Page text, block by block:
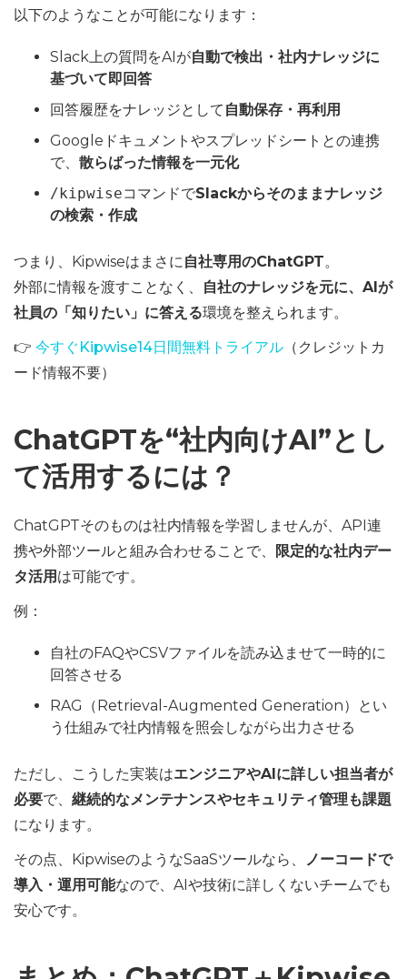
以下のようなことが可能になります：
Slack上の質問をAIが自動で検出・社内ナレッジに
基づいて即回答
回答履歴をナレッジとして 自動保存・再利用
Googleドキュメントやスプレッドシートとの連携
で、 散らばった情報を一元化
/kipwiseコマンドでSlackからそのままナレッジ
の検索・作成
つまり、Kipwiseはまさに 自社専用のChatGPT。
外部に情報を渡すことなく、
自社のナレッジを元に、AIが
社員の「知りたい」に答える環境を整えられます。
👉 今すぐKipwise14日間無料トライアル （クレジットカ
ード情報不要）
ChatGPTを“社内向けAI”とし
て活用するには？
ChatGPTそのものは社内情報を学習しませんが、API連
携や外部ツールと組み合わせることで、
限定的な社内デー
タ活用 は可能です。
例：
自社のFAQやCSVファイルを読み込ませて一時的に
回答させる
RAG（Retrieval-Augmented Generation）とい
う仕組みで社内情報を照会しながら出力させる
ただし、こうした実装はエンジニアやAIに詳しい担当者が
必要で、 継続的なメンテナンスやセキュリティ管理も課題
になります。
その点、KipwiseのようなSaaSツールなら、
ノーコードで
導入・運用可能なので、AIや技術に詳しくないチームでも
安心です。